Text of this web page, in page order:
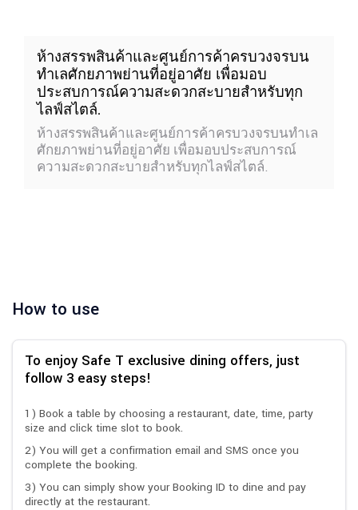
ห้างสรรพสินค้าและศูนย์การค้าครบวงจรบน
ทำเลศักยภาพย่านที่อยู่อาศัย เพื่อมอบ
ประสบการณ์ความสะดวกสะบายสำหรับทุก
ไลฟ์สไตล์.
ห้างสรรพสินค้าและศูนย์การค้าครบวงจรบนทำเล
ศักยภาพย่านที่อยู่อาศัย เพื่อมอบประสบการณ์
ความสะดวกสะบายสำหรับทุกไลฟ์สไตล์.
How to use
To enjoy Safe T exclusive dining offers, just
follow 3 easy steps!
1) Book a table by choosing a restaurant, date, time, party
size and click time slot to book.
2) You will get a confirmation email and SMS once you
complete the booking.
3) You can simply show your Booking ID to dine and pay
directly at the restaurant.